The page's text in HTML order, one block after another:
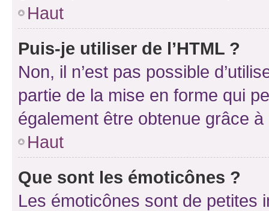
Haut
Puis-je utiliser de l’HTML ?
Non, il n’est pas possible
partie de la mise en forme qui
également être obtenue grâce à
Haut
Que sont les émoticônes ?
Les émoticônes sont de petites